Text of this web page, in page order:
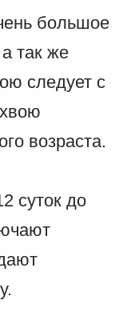
большое
так же
следует с
возраста.
суток до